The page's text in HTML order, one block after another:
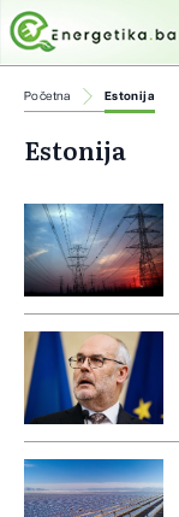
Početna Estonija
Estonija